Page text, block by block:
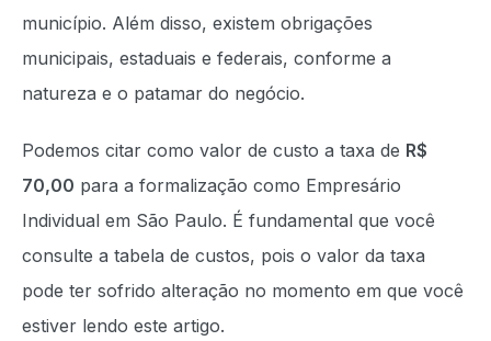
município. Além disso, existem obrigações
municipais, estaduais e federais, conforme a
natureza e o patamar do negócio.
Podemos citar como valor de custo a taxa de R$
70,00 para a formalização como Empresário
Individual em São Paulo. É fundamental que você
consulte a tabela de custos, pois o valor da taxa
pode ter sofrido alteração no momento em que você
estiver lendo este artigo.